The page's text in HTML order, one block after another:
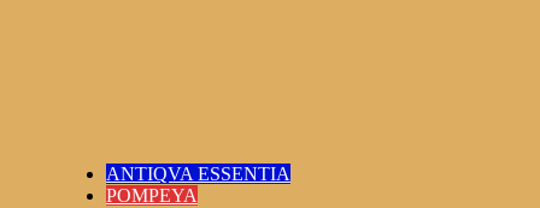
ANTIQVA ESSENTIA
POMPEYA